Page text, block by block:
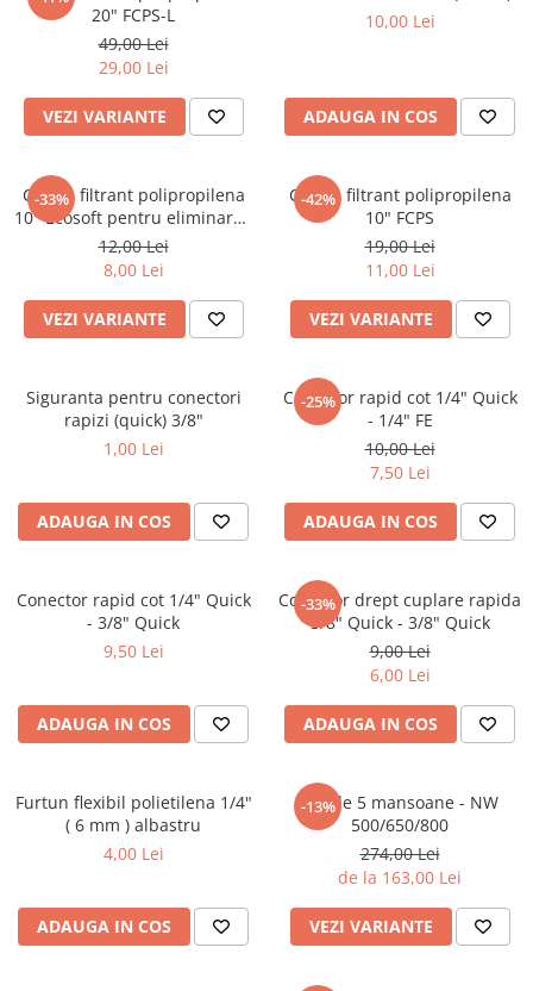
Lampi UV de schimb
Rezervoare
Medii de filtrare
Pompe de presiune
Conectori statie
Contoare si debitmetre
Accesorii diverse
20" FCPS-L
49,00 Lei
29,00 Lei
VEZI VARIANTE
10,00 Lei
ADAUGA IN COS
-33%
Cartus filtrant polipropilena
10" Ecosoft pentru eliminarea
sedimentelor
12,00 Lei
8,00 Lei
VEZI VARIANTE
-42%
Cartus filtrant polipropilena
10" FCPS
19,00 Lei
11,00 Lei
VEZI VARIANTE
Siguranta pentru conectori
rapizi (quick) 3/8"
1,00 Lei
ADAUGA IN COS
-25%
Conector rapid cot 1/4" Quick
- 1/4" FE
10,00 Lei
7,50 Lei
ADAUGA IN COS
Conector rapid cot 1/4" Quick
- 3/8" Quick
9,50 Lei
ADAUGA IN COS
-33%
Conector drept cuplare rapida
3/8" Quick - 3/8" Quick
9,00 Lei
6,00 Lei
ADAUGA IN COS
Furtun flexibil polietilena 1/4"
( 6 mm ) albastru
4,00 Lei
ADAUGA IN COS
-13%
Set de 5 mansoane - NW
500/650/800
274,00 Lei
de la 163,00 Lei
VEZI VARIANTE